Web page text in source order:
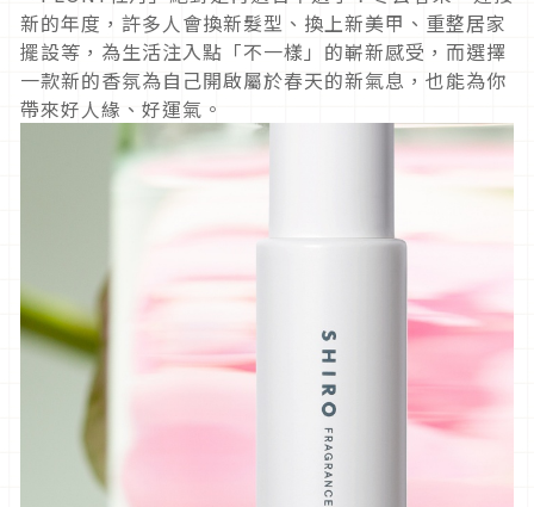
新的年度，許多人會換新髮型、換上新美甲、重整居家
擺設等，為生活注入點「不一樣」的嶄新感受，而選擇
一款新的香氛為自己開啟屬於春天的新氣息，也能為你
帶來好人緣、好運氣。